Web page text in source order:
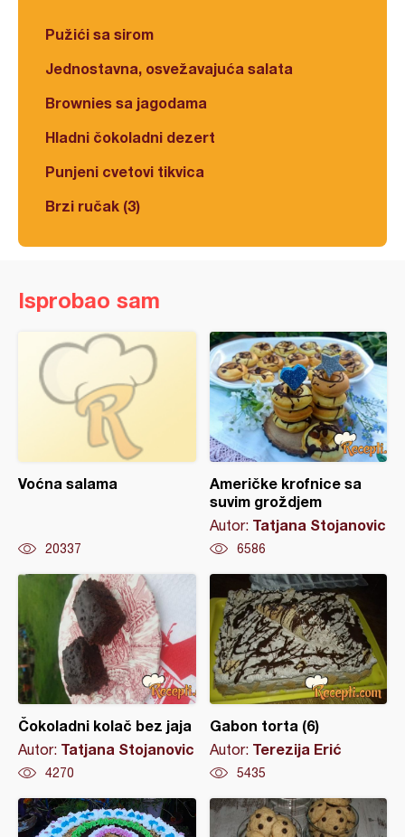
Pužići sa sirom
Jednostavna, osvežavajuća salata
Brownies sa jagodama
Hladni čokoladni dezert
Punjeni cvetovi tikvica
Brzi ručak (3)
Isprobao sam
Voćna salama
20337
Američke krofnice sa
suvim groždjem
Autor: Tatjana Stojanovic
6586
Čokoladni kolač bez jaja
Autor: Tatjana Stojanovic
4270
Gabon torta (6)
Autor: Terezija Erić
5435